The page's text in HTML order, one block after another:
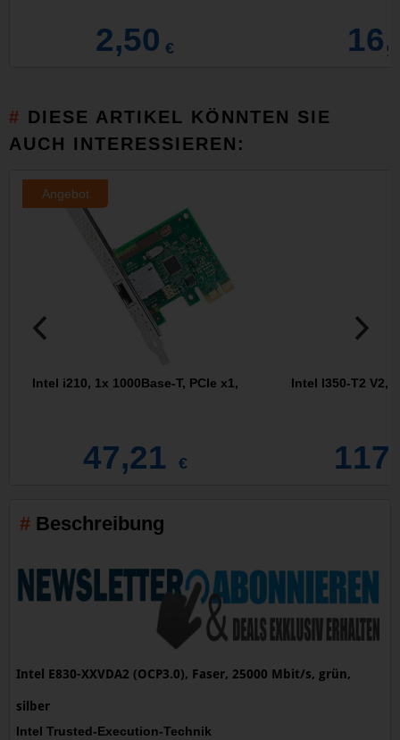
2,50 €
DIESE ARTIKEL KÖNNTEN SIE
AUCH INTERESSIEREN:
Angebot
Intel i210, 1x 1000Base-T, PCIe x1,
47,21 €
Intel I350-T2 V2,
Beschreibung
Intel E830-XXVDA2 (OCP3.0), Faser, 25000 Mbit/s, grün,
silber
Intel Trusted-Execution-Technik